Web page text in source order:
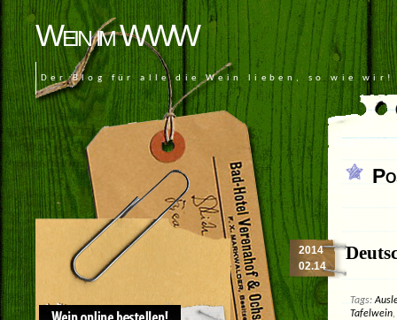
Wein im WWW
Der Blog für alle die Wein lieben, so wie wir!
2014
02.14
Tags:
Tafelwein,